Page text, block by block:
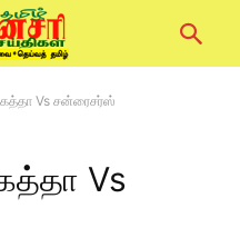
Vs சன்ரைசர்ஸ்
Vs